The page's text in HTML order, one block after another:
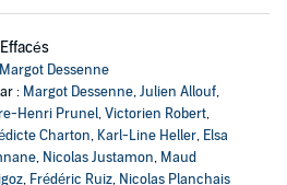
Margot Dessenne
: Margot Dessenne,Julien Allouf,
Henri Prunel,Victorien Robert,
Charton, Karl-Line Heller, Elsa
, Nicolas Justamon, Maud
, Frédéric Ruiz, Nicolas Planchais